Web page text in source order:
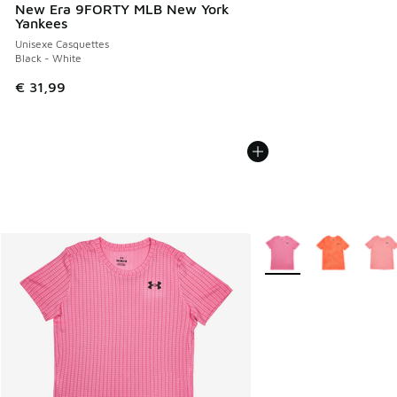
New Era 9FORTY MLB New York
Yankees
Unisexe Casquettes
Black - White
€ 31,99
Plus de couleurs